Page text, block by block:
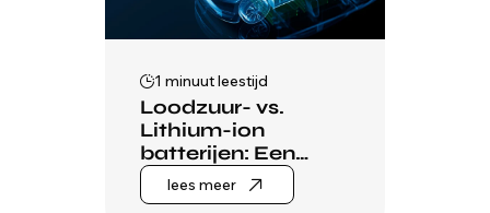
1 minuut leestijd
Loodzuur- vs.
Lithium-ion
batterijen: Een
uitgebreide
vergelijking
lees meer